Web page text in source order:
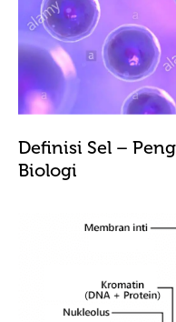
Definisi Sel –
Biologi